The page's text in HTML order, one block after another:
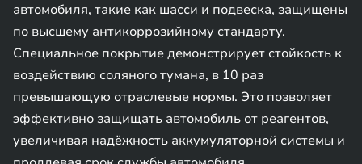
автомобиля, такие как шасси и подвеска, защищены
по высшему антикоррозийному стандарту.
Специальное покрытие демонстрирует стойкость к
воздействию соляного тумана, в 10 раз
превышающую отраслевые нормы. Это позволяет
эффективно защищать автомобиль от реагентов,
увеличивая надёжность аккумуляторной системы и